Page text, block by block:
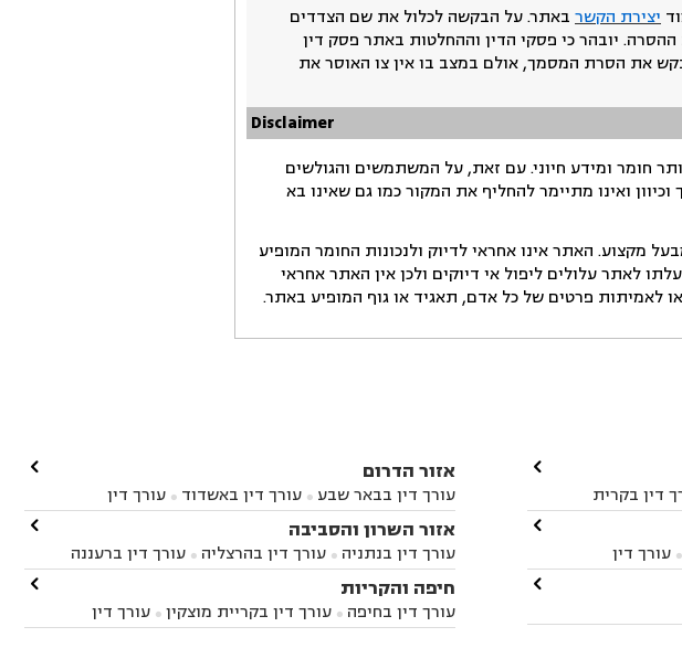
יצירת הקשר באתר. על הבקשה לכלול את שם הצדדים
יובהר כי פסקי הדין וההחלטות באתר פסק דין
את הסרת המסמך, אולם במצב בו אין צו האוסר את
Disclaimer
חומר ומידע חיוני. עם זאת, על המשתמשים והגולשים
ואינו מתיימר להחליף את המקור כמו גם שאינו בא
מקצוע. האתר אינו אחראי לדיוק ולנכונות החומר המופיע
לאתר עלולים ליפול אי דיוקים ולכן אין האתר אחראי
לאמיתות פרטים של כל אדם, תאגיד או גוף המופיע באתר.
דין בקרית
פינה
עורך דין
בעכו
עורך


עורך דין
דין בגיזו


אזור הדרום
עורך דין בבאר שבע  עורך דין באשדוד 
עורך דין
באשקלון
עורך דין בבאר טוביה עורך דין בגן יבנה
עורך דין בניר הבנים עורך דין בערד
זיקים
עורך דין בנתיבות עורך דין בקרית מלאכי

אזור השרון והסביבה
עורך דין בנתניה  עורך דין בהרצליה  עורך דין ברעננה
עורך דין בחדרה עורך דין בכפר סבא
עורך דין בהוד
השרון
עורך דין באבן יהודה
עורך דין בחריש עורך דין בקיסריה עורך דין בקדימה

חיפה והקריות
עורך דין בחיפה  עורך דין בקריית מוצקין 
עורך דין
בקרית מוצקין
עורך דין בקריית אתא
עורך דין
